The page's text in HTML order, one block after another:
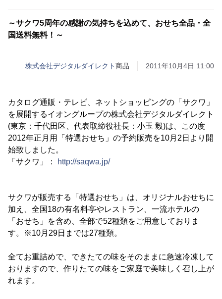
～サクワ5周年の感謝の気持ちを込めて、おせち全品・全
国送料無料！～
株式会社デジタルダイレクト商品 2011年10月4日 11:00
カタログ通販・テレビ、ネットショッピングの「サクワ」
を展開するイオングループの株式会社デジタルダイレクト
(東京：千代田区、代表取締役社長：小玉 毅)は、この度
2012年正月用「特選おせち」の予約販売を10月2日より開
始致しました。
「サクワ」：
http://saqwa.jp/
サクワが販売する「特選おせち」は、オリジナルおせちに
加え、全国18の有名料亭やレストラン、一流ホテルの
「おせち」を含め、全部で52種類をご用意しておりま
す。※10月29日までは27種類。
全てお重詰めで、できたての味をそのままに急速冷凍して
おりますので、作りたての味をご家庭で美味しく召し上が
れます。